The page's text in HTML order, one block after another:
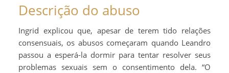
Descrição do abuso
Ingrid explicou que, apesar de terem tido relações
consensuais, os abusos começaram quando Leandro
passou a esperá-la dormir para tentar resolver seus
problemas sexuais sem o consentimento dela. “O